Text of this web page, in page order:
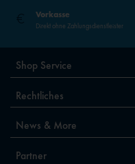
Vorkasse
Direkt ohne Zahlungsdienstleister
Shop Service
Rechtliches
News & More
Partner